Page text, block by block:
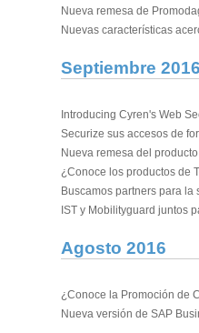
Nueva remesa de
Nuevas características
Septiembre 2016
Introducing Cyren's Web
Securize sus accesos de
Nueva remesa del
¿Conoce los productos de
Buscamos partners para la
IST y Mobilityguard juntos
Agosto 2016
¿Conoce la Promoción de
Nueva versión de SAP